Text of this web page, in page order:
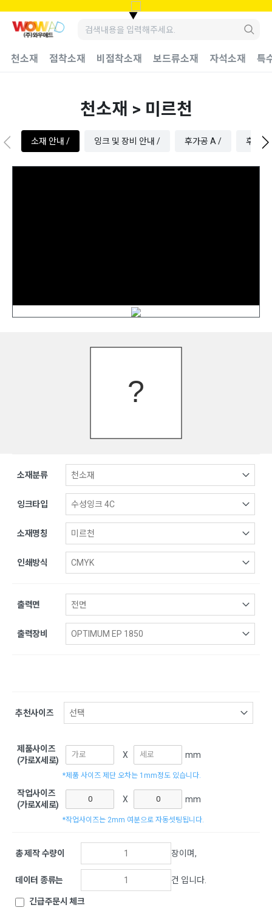
▼
천소재 점착소재 비점착소재 보드류소재 자석소재 특
천소재 > 미르천
소재 안내 / 잉크 및 장비 안내 / 후가공 A / 후가공
소재분류
잉크타입
소재명칭
인쇄방식
출력면
출력장비
추천사이즈
제품사이즈
(가로X세로)
X mm
*제품 사이즈 제단 오차는 1mm정도 있습니다.
작업사이즈
(가로X세로)
X mm
*작업사이즈는 2mm 여분으로 자동셋팅됩니다.
총 제작 수량이 장이며,
데이터 종류는 건 입니다.
긴급주문시 체크